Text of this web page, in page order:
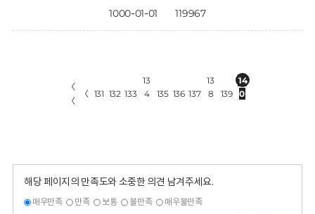
1000-01-01 119967
〈
〈
〈 131 132 133
13
4
135 136 137
13
8
139
14
0
해당 페이지의 만족도와 소중한 의견 남겨주세요.
매우만족 만족 보통 불만족 매우불만족